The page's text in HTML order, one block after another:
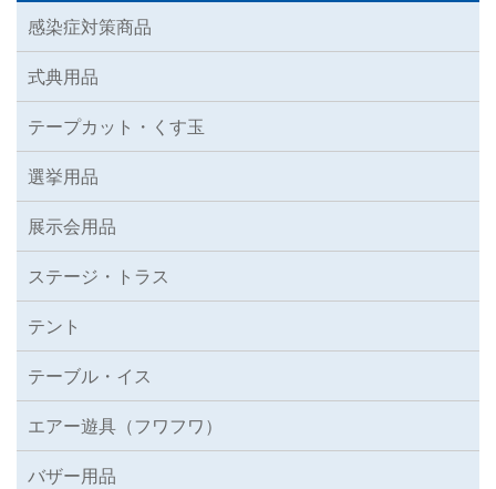
感染症対策商品
式典用品
テープカット・くす玉
選挙用品
展示会用品
ステージ・トラス
テント
テーブル・イス
エアー遊具（フワフワ）
バザー用品